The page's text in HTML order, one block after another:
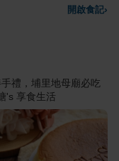
開啟食記›
禮，埔里地母廟必吃
's 享食生活